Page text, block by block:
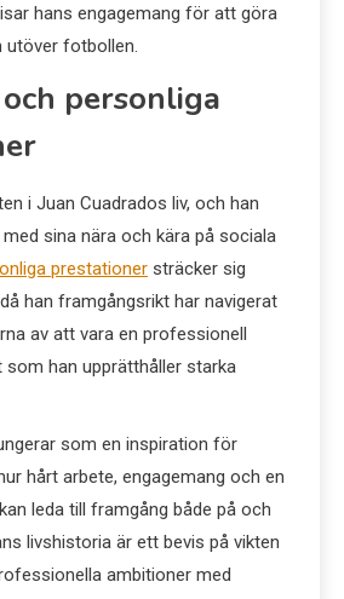
hans engagemang för att göra
utöver fotbollen.
personliga
i Juan Cuadrados liv, och han
sina nära och kära på sociala
prestationer sträcker sig
han framgångsrikt har navigerat
av att vara en professionell
han upprätthåller starka
som en inspiration för
hårt arbete, engagemang och en
leda till framgång både på och
livshistoria är ett bevis på vikten
ambitioner med